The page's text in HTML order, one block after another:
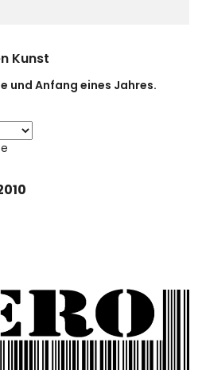
Kunst
und Anfang eines Jahres.